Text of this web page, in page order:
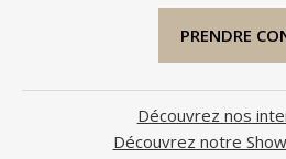
Découvrez nos
Découvrez notre
PRENDRE